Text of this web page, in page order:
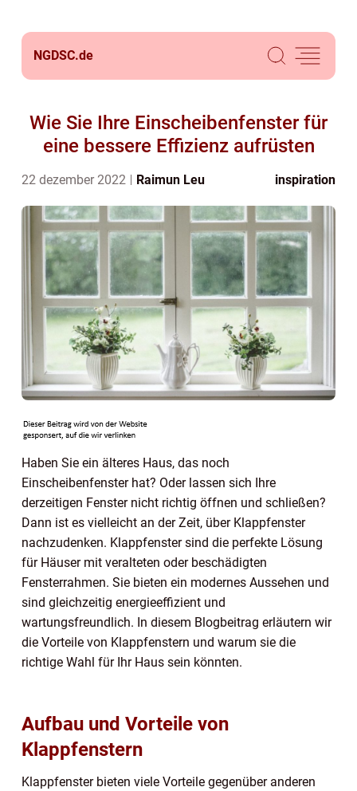
NGDSC.de
Wie Sie Ihre Einscheibenfenster für
eine bessere Effizienz aufrüsten
22 dezember 2022 Raimun Leu inspiration
Haben Sie ein älteres Haus, das noch
Einscheibenfenster hat? Oder lassen sich Ihre
derzeitigen Fenster nicht richtig öffnen und schließen?
Dann ist es vielleicht an der Zeit, über Klappfenster
nachzudenken. Klappfenster sind die perfekte Lösung
für Häuser mit veralteten oder beschädigten
Fensterrahmen. Sie bieten ein modernes Aussehen und
sind gleichzeitig energieeffizient und
wartungsfreundlich. In diesem Blogbeitrag erläutern wir
die Vorteile von Klappfenstern und warum sie die
richtige Wahl für Ihr Haus sein könnten.
Aufbau und Vorteile von
Klappfenstern
Klappfenster bieten viele Vorteile gegenüber anderen